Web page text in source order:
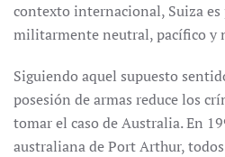
contexto internacional, Suiza
militarmente neutral, pacífico y
Siguiendo aquel supuesto
posesión de armas reduce los
tomar el caso de Australia. En
australiana de Port Arthur,